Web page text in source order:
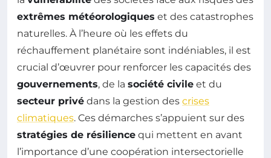
extrêmes météorologiques et des catastrophes
naturelles. À l’heure où les effets du
réchauffement planétaire sont indéniables, il est
crucial d’œuvrer pour renforcer les capacités des
gouvernements, de la société civile et du
secteur privé dans la gestion des crises
climatiques. Ces démarches s’appuient sur des
stratégies de résilience qui mettent en avant
l’importance d’une coopération intersectorielle